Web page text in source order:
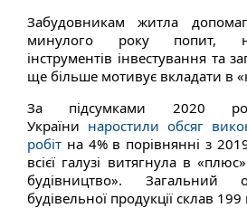
Забудовникам житла
минулого року попит,
інструментів інвестування та
ще більше мотивує вкладати в
За підсумками 2020
України наростили обсяг
робіт на 4% в порівнянні з
всієї галузі витягнула в
будівництво». Загальний
будівельної продукції склав